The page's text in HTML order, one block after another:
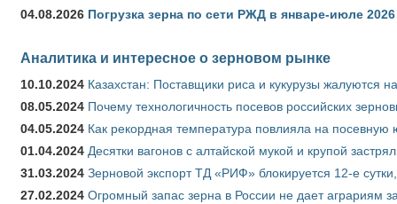
04.08.2026 Погрузка зерна по сети РЖД в январе-июле
Аналитика и интересное о зерновом рынке
10.10.2024 Казахстан: Поставщики риса и кукурузы жалуются
08.05.2024 Почему технологичность посевов российских
04.05.2024 Как рекордная температура повлияла на
01.04.2024 Десятки вагонов с алтайской мукой и крупой
31.03.2024 Зерновой экспорт ТД «РИФ» блокируется 12-е
27.02.2024 Огромный запас зерна в России не дает аграриям